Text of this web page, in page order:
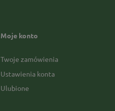
Moje konto
Twoje zamówienia
Ustawienia konta
Ulubione